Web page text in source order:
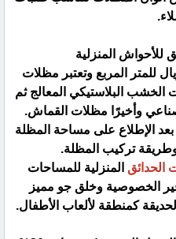
للأحواش المنزلية
أسعار المظلات من 100 ريال للمتر المربع وتعتبر مظلات
الخشب ‏البلاستيكي المعالج ثم
وأخيرًا مظلات القماش.‏
بعد الإطلاع على مساحة المظلة
تركيب المظلة.‏
الحدائق المنزلية للمساحات
الخصوصية ‏وخلق جو مميز
كمنطقة لألعاب الأطفال.‏